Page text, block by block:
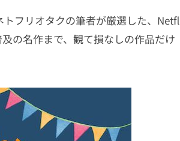
フリオタクの筆者が厳選した、Netfl
の名作まで、観て損なしの作品だけ